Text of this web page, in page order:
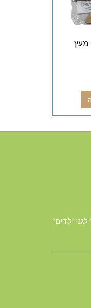
מעץ
לגני ילדים"